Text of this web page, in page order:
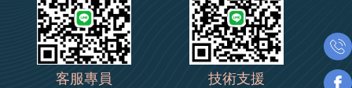
客服專員 技術支援